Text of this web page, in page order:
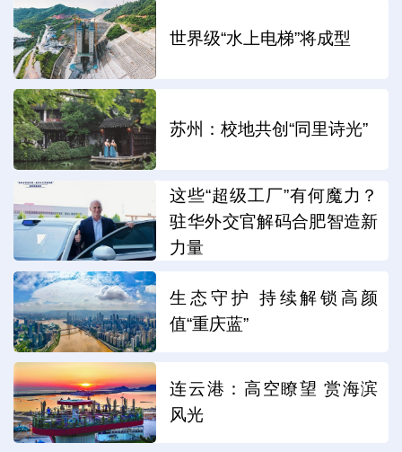
世界级“水上电梯”将成型
苏州：校地共创“同里诗光”
这些“超级工厂”有何魔力？
驻华外交官解码合肥智造新
力量
生态守护 持续解锁高颜
值“重庆蓝”
连云港：高空瞭望 赏海滨
风光